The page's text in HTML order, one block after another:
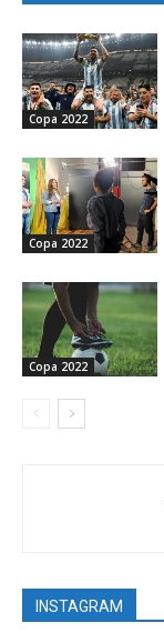
Copa 2022
Copa 2022
Copa 2022
INSTAGRAM